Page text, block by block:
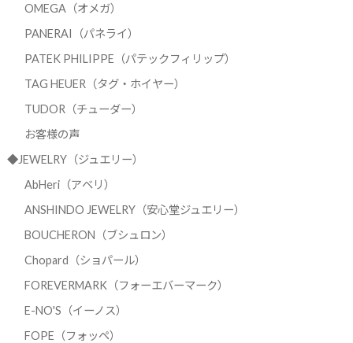
OMEGA（オメガ）
PANERAI（パネライ）
PATEK PHILIPPE（パテックフィリップ）
TAG HEUER（タグ・ホイヤー）
TUDOR（チューダー）
お客様の声
◆JEWELRY（ジュエリー）
AbHeri（アベリ）
ANSHINDO JEWELRY（安心堂ジュエリー）
BOUCHERON（ブシュロン）
Chopard（ショパール）
FOREVERMARK（フォーエバーマーク）
E-NO'S（イーノス）
FOPE（フォッペ）